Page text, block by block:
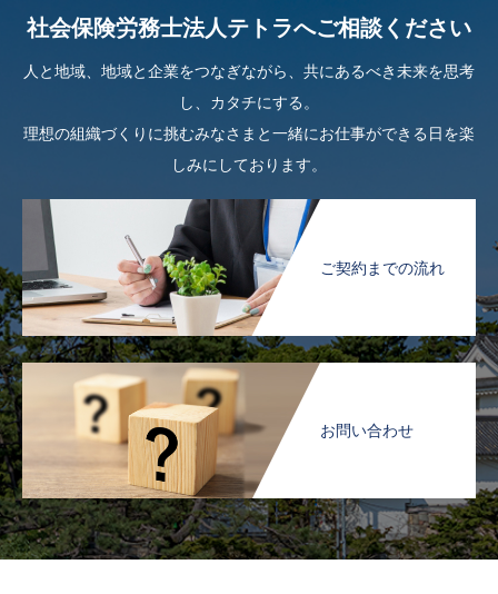
社会保険労務士法人テトラへご相談ください
人と地域、地域と企業をつなぎながら、共にあるべき未来を思考
し、カタチにする。
理想の組織づくりに挑むみなさまと一緒にお仕事ができる日を楽
しみにしております。
ご契約までの流れ
お問い合わせ